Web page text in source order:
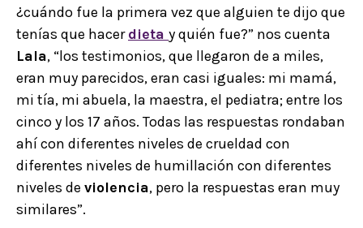
¿cuándo fue la primera vez que alguien te dijo que
tenías que hacerdieta y quién fue?” nos cuenta
Lala, “los testimonios, que llegaron de a miles,
eran muy parecidos, eran casi iguales: mi mamá,
mi tía, mi abuela, la maestra, el pediatra; entre los
cinco y los 17 años. Todas las respuestas rondaban
ahí con diferentes niveles de crueldad con
diferentes niveles de humillación con diferentes
niveles de violencia, pero la respuestas eran muy
similares”.